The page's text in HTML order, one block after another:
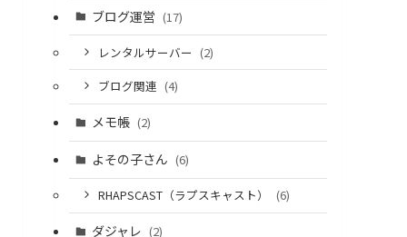
ブログ運営 (17)
レンタルサーバー (2)
ブログ関連 (4)
メモ帳 (2)
よその子さん (6)
RHAPSCAST（ラプスキャスト） (6)
ダジャレ (2)